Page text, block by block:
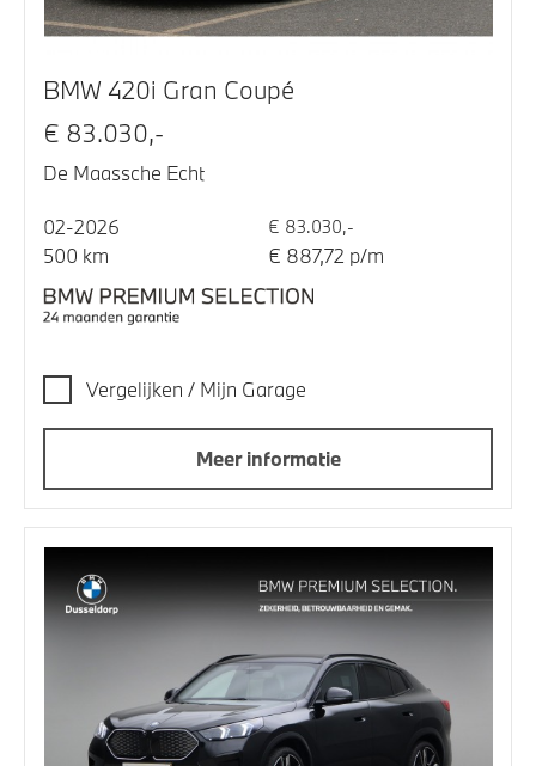
BMW 420i Gran Coupé
€ 83.030,-
De Maassche Echt
02-2026 € 83.030,-
500 km € 887,72 p/m
Vergelijken / Mijn Garage
Meer informatie